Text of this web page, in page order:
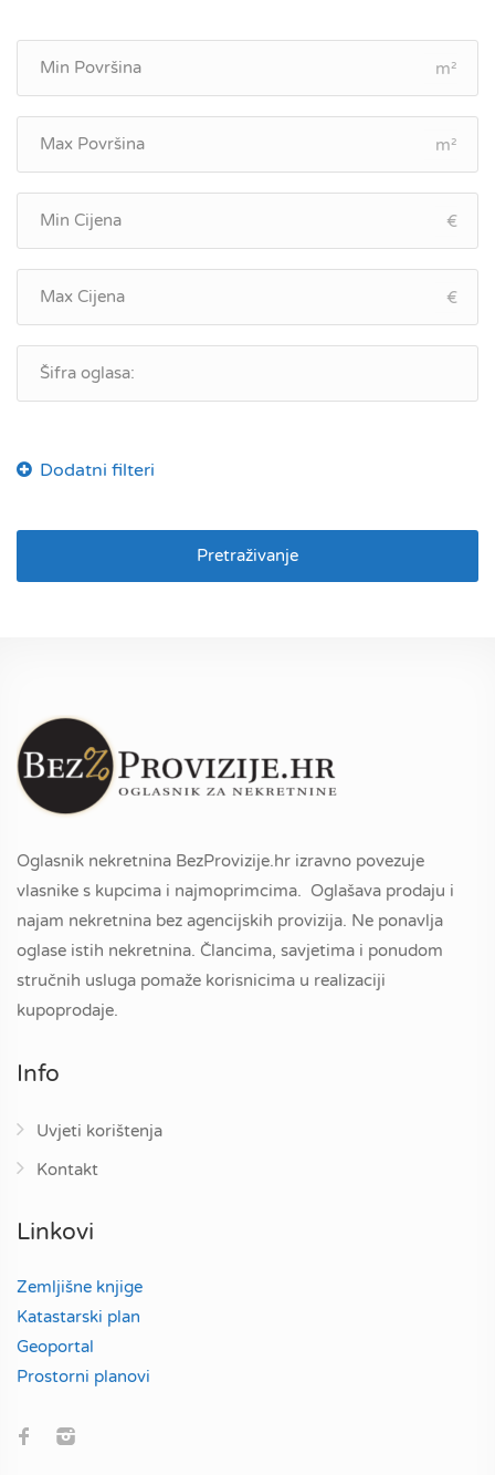
m²
m²
€
€
Pretraživanje
Oglasnik nekretnina BezProvizije.hr izravno povezuje
vlasnike s kupcima i najmoprimcima. Oglašava prodaju i
najam nekretnina bez agencijskih provizija. Ne ponavlja
oglase istih nekretnina. Člancima, savjetima i ponudom
stručnih usluga pomaže korisnicima u realizaciji
kupoprodaje.
Info
Uvjeti korištenja
Kontakt
Linkovi
Zemljišne knjige
Katastarski plan
Geoportal
Prostorni planovi